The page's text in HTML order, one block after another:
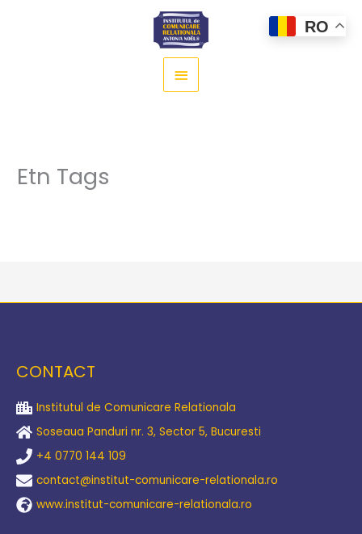
Main
Menu
Etn Tags
CONTACT
Institutul de Comunicare Relationala
Soseaua Panduri nr. 3, Sector 5, Bucuresti
+4 0770 144 109
contact@institut-comunicare-relationala.ro
www.institut-comunicare-relationala.ro
RO